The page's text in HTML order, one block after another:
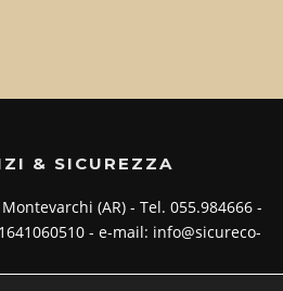
& SICUREZZA
(AR) - Tel. 055.984666 -
- e-mail: info@sicureco-